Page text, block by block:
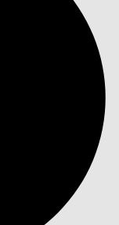
Buscar